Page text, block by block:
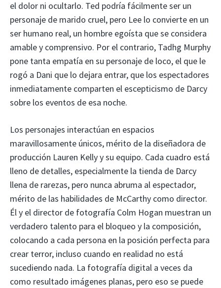
el dolor ni ocultarlo. Ted podría fácilmente ser un
personaje de marido cruel, pero Lee lo convierte en un
ser humano real, un hombre egoísta que se considera
amable y comprensivo. Por el contrario, Tadhg Murphy
pone tanta empatía en su personaje de loco, el que le
rogó a Dani que lo dejara entrar, que los espectadores
inmediatamente comparten el escepticismo de Darcy
sobre los eventos de esa noche.
Los personajes interactúan en espacios
maravillosamente únicos, mérito de la diseñadora de
producción Lauren Kelly y su equipo. Cada cuadro está
lleno de detalles, especialmente la tienda de Darcy
llena de rarezas, pero nunca abruma al espectador,
mérito de las habilidades de McCarthy como director.
Él y el director de fotografía Colm Hogan muestran un
verdadero talento para el bloqueo y la composición,
colocando a cada persona en la posición perfecta para
crear terror, incluso cuando en realidad no está
sucediendo nada. La fotografía digital a veces da
como resultado imágenes planas, pero eso se puede